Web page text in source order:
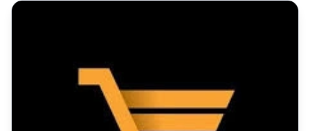
eCommerce Templates